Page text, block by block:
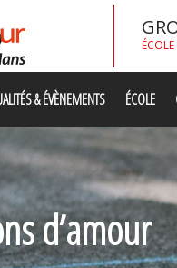
& ÉVÈNEMENTS ÉCOLE
d’amour